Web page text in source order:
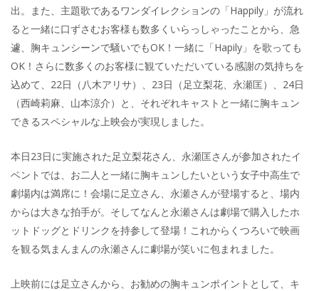
出。また、主題歌であるワンダイレクションの「Happily」が流れ
ると一緒に口ずさむお客様も数多くいらっしゃったことから、急
遽、胸キュンシーンで騒いでもOK！一緒に「Hapily」を歌っても
OK！さらに数多くのお客様に観ていただいている感謝の気持ちを
込めて、22日（八木アリサ）、23日（足立梨花、永瀬匡）、24日
（西崎莉麻、山本涼介）と、それぞれキャストと一緒に胸キュン
できるスペシャルな上映会が実現しました。
本日23日に実施された足立梨花さん、永瀬匡さんが参加されたイ
ベントでは、お二人と一緒に胸キュンしたいという女子中高生で
劇場内は満席に！会場に足立さん、永瀬さんが登場すると、場内
からは大きな拍手が。そしてなんと永瀬さんは劇場で購入したホ
ットドッグとドリンクを持参して登場！これからくつろいで映画
を観る気まんまんの永瀬さんに劇場が笑いに包まれました。
上映前には足立さんから、お勧めの胸キュンポイントとして、キ